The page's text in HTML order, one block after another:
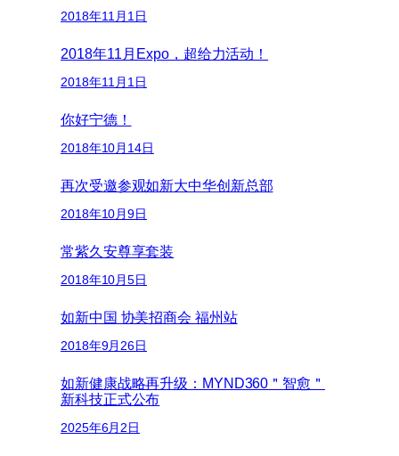
2018年11月1日
2018年11月Expo，超给力活动！
2018年11月1日
你好宁德！
2018年10月14日
再次受邀参观如新大中华创新总部
2018年10月9日
常紫久安尊享套装
2018年10月5日
如新中国 协美招商会 福州站
2018年9月26日
如新健康战略再升级：MYND360＂智愈＂
新科技正式公布
2025年6月2日